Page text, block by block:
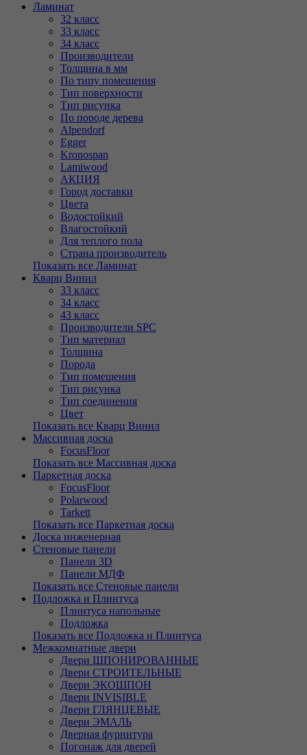
Ламинат
32 класс
33 класс
34 класс
Производители
Толщина в мм
По типу помещения
Тип поверхности
Тип рисунка
По породе дерева
Alpendorf
Egger
Kronospan
Lamiwood
АКЦИЯ
Город доставки
Цвета
Водостойкий
Влагостойкий
Для теплого пола
Страна производитель
Показать все Ламинат
Кварц Винил
33 класс
34 класс
43 класс
Производители SPC
Тип материал
Толщина
Порода
Тип помещения
Тип рисунка
Тип соединения
Цвет
Показать все Кварц Винил
Массивная доска
FocusFloor
Показать все Массивная доска
Паркетная доска
FocusFloor
Polarwood
Tarkett
Показать все Паркетная доска
Доска инженерная
Стеновые панели
Панели 3D
Панели МДФ
Показать все Стеновые панели
Подложка и Плинтуса
Плинтуса напольные
Подложка
Показать все Подложка и Плинтуса
Межкомнатные двери
Двери ШПОНИРОВАННЫЕ
Двери СТРОИТЕЛЬНЫЕ
Двери ЭКОШПОН
Двери INVISIBLE
Двери ГЛЯНЦЕВЫЕ
Двери ЭМАЛЬ
Дверная фурнитура
Погонаж для дверей